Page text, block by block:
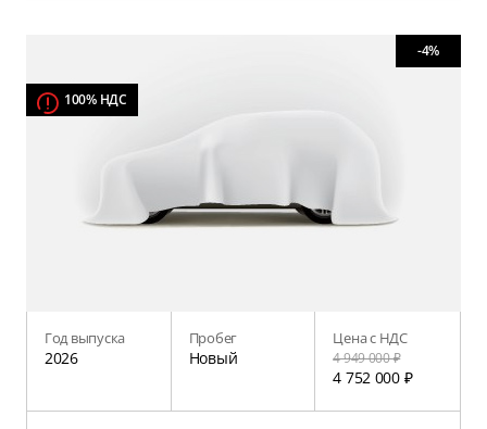
100% НДС
-4%
Год выпуска
2026
Пробег
Новый
Цена с НДС
4 949 000 ₽
4 752 000 ₽